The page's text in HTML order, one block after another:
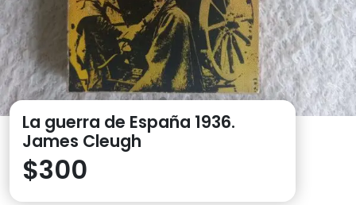
La guerra de España 1936.
James Cleugh
$300